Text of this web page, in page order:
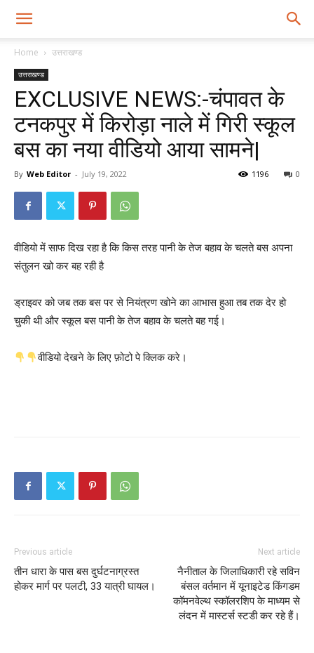
Home उत्तराखण्ड
उत्तराखण्ड
EXCLUSIVE NEWS:-चंपावत के
टनकपुर में किरोड़ा नाले में गिरी स्कूल
बस का नया वीडियो आया सामने|
By Web Editor - July 19, 2022 0
1196
वीडियो में साफ दिख रहा है कि किस तरह पानी के तेज बहाव के चलते बस अपना
संतुलन खो कर बह रही है
ड्राइवर को जब तक बस पर से नियंत्रण खोने का आभास हुआ तब तक देर हो
चुकी थी और स्कूल बस पानी के तेज बहाव के चलते बह गई।
वीडियो देखने के लिए फ़ोटो पे क्लिक करे।
Previous article
तीन धारा के पास बस दुर्घटनाग्रस्त
होकर मार्ग पर पलटी, 33 यात्री घायल।
Next article
नैनीताल के जिलाधिकारी रहे सविन
बंसल वर्तमान में यूनाइटेड किंगडम
कॉमनवेल्थ स्कॉलरशिप के माध्यम से
लंदन में मास्टर्स स्टडी कर रहे हैं।